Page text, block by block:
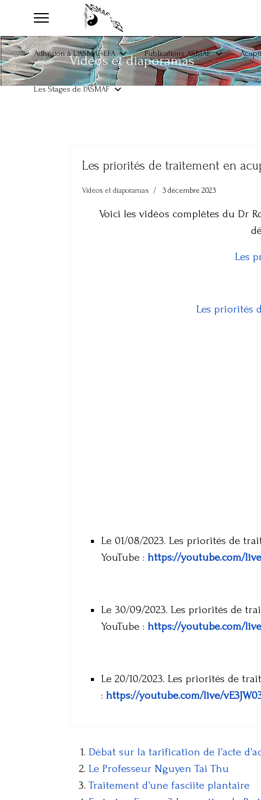
Adhésion à L'ASMAF-EFA Publications ASMAF
Les Stages de l'ASMAF
Vidéos et diaporamas
Les priorités de traitement en
Vidéos et diaporamas 3 décembre 2023
Voici les vidéos complètes du Dr
Les
Les priorités
Le 01/08/2023. Les priorités de
YouTube : https://youtube.com/
Le 30/09/2023. Les priorités de
YouTube : https://youtube.com/
Le 20/10/2023. Les priorités de
: https://youtube.com/live/
Débat sur la tarification de l’acte
Le Professeur Nguyen Tai Thu
Traitement d’une fasciite plantaire